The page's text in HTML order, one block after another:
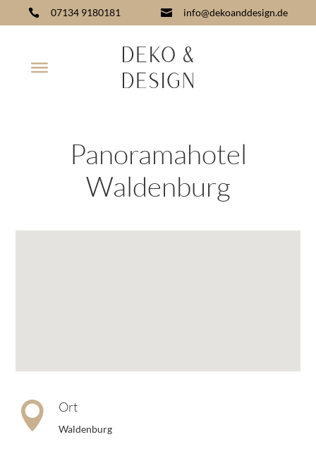
 07134 9180181  info@dekoanddesign.de
Panoramahotel
Waldenburg
 Ort
Waldenburg